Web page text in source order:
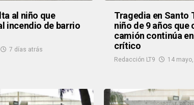
al niño que
incendio de barrio
7 días atrás
Tragedia en Santo
niño de 9 años que
camión continúa
crítico
Redacción LT9 14